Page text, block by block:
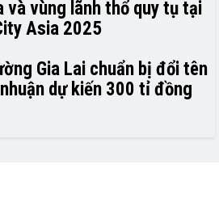
và vùng lãnh thổ quy tụ tại
Asia 2025
Gia Lai chuẩn bị đổi tên
dự kiến 300 tỉ đồng